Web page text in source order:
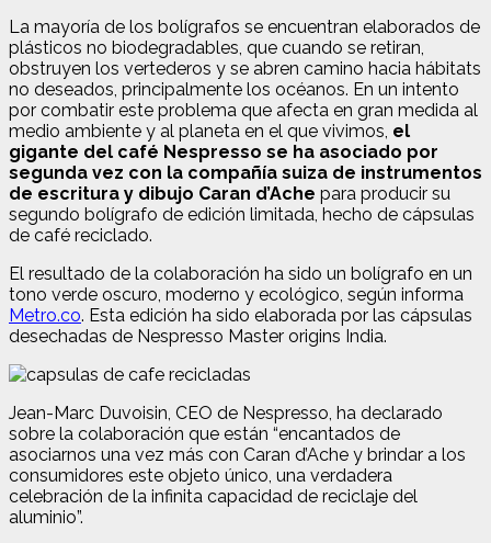
La mayoría de los bolígrafos se encuentran elaborados de
plásticos no biodegradables, que cuando se retiran,
obstruyen los vertederos y se abren camino hacia hábitats
no deseados, principalmente los océanos. En un intento
por combatir este problema que afecta en gran medida al
medio ambiente y al planeta en el que vivimos, el
gigante del café Nespresso se ha asociado por
segunda vez con la compañía suiza de instrumentos
de escritura y dibujo Caran d’Ache para producir su
segundo bolígrafo de edición limitada, hecho de cápsulas
de café reciclado.
El resultado de la colaboración ha sido un bolígrafo en un
tono verde oscuro, moderno y ecológico, según informa
Metro.co. Esta edición ha sido elaborada por las cápsulas
desechadas de Nespresso Master origins India.
Jean-Marc Duvoisin, CEO de Nespresso, ha declarado
sobre la colaboración que están “encantados de
asociarnos una vez más con Caran d’Ache y brindar a los
consumidores este objeto único, una verdadera
celebración de la infinita capacidad de reciclaje del
aluminio”.